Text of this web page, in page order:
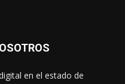
en el estado de